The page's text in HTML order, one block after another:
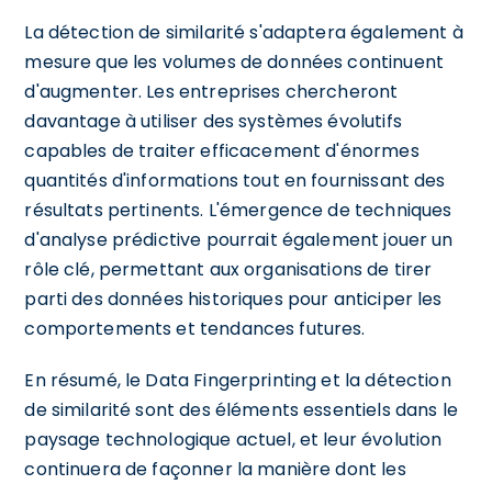
La détection de similarité s'adaptera également à
mesure que les volumes de données continuent
d'augmenter. Les entreprises chercheront
davantage à utiliser des systèmes évolutifs
capables de traiter efficacement d'énormes
quantités d'informations tout en fournissant des
résultats pertinents. L'émergence de techniques
d'analyse prédictive pourrait également jouer un
rôle clé, permettant aux organisations de tirer
parti des données historiques pour anticiper les
comportements et tendances futures.
En résumé, le Data Fingerprinting et la détection
de similarité sont des éléments essentiels dans le
paysage technologique actuel, et leur évolution
continuera de façonner la manière dont les